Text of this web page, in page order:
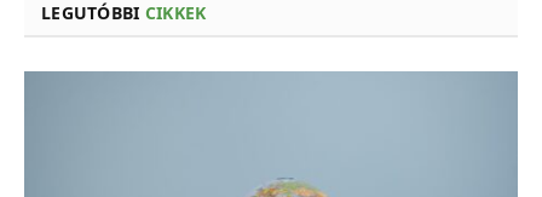
LEGUTÓBBI CIKKEK